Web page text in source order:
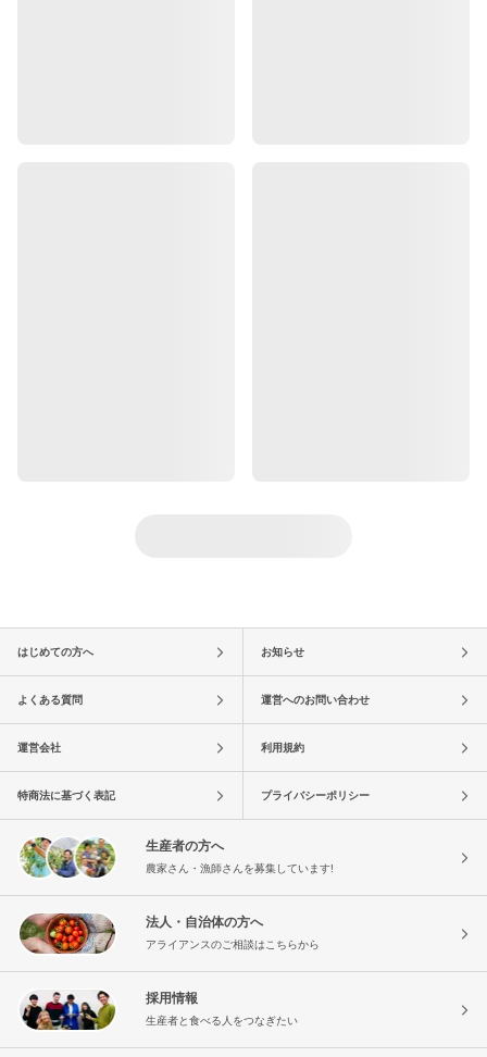
はじめての方へ お知らせ
よくある質問 運営へのお問い合わせ
運営会社 利用規約
特商法に基づく表記 プライバシーポリシー
生産者の方へ
農家さん・漁師さんを募集しています!
法人・自治体の方へ
アライアンスのご相談はこちらから
採用情報
生産者と食べる人をつなぎたい